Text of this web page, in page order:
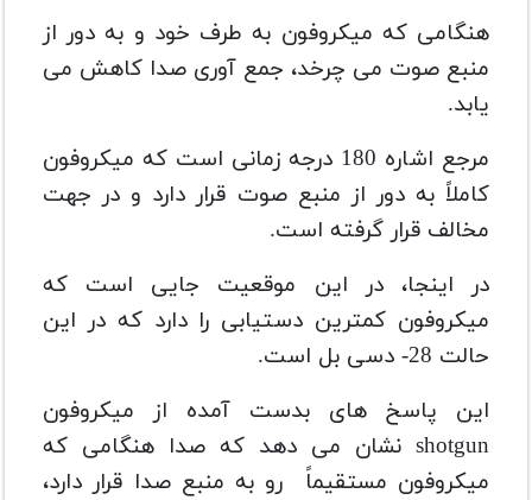
هنگامی که میکروفون به طرف خود و به دور از
منبع صوت می چرخد، جمع آوری صدا کاهش می
یابد.
مرجع اشاره 180 درجه زمانی است که میکروفون
کاملاً به دور از منبع صوت قرار دارد و در جهت
مخالف قرار گرفته است.
در اینجا، در این موقعیت جایی است که
میکروفون کمترین دستیابی را دارد که در این
حالت 28- دسی بل است.
این پاسخ های بدست آمده از میکروفون
shotgun نشان می دهد که صدا هنگامی که
میکروفون مستقیماً رو به منبع صدا قرار دارد،